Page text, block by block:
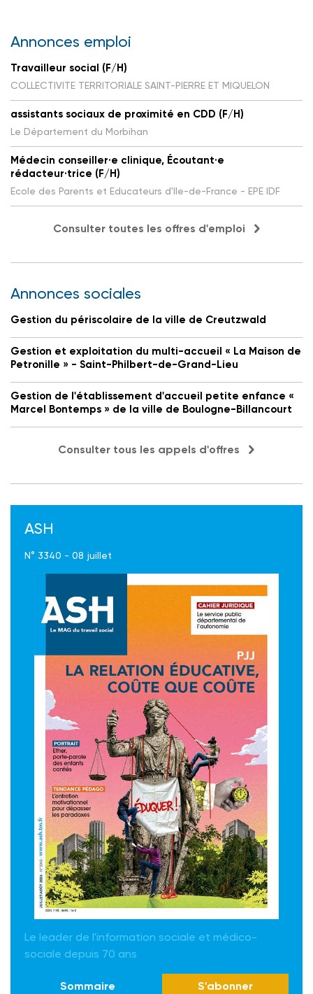
Annonces emploi
Travailleur social (F/H)
COLLECTIVITE TERRITORIALE SAINT-PIERRE ET MIQUELON
assistants sociaux de proximité en CDD (F/H)
Le Département du Morbihan
Médecin conseiller·e clinique, Écoutant·e
rédacteur·trice (F/H)
Ecole des Parents et Educateurs d'Ile-de-France - EPE IDF
Consulter toutes les offres d'emploi
Annonces sociales
Gestion du périscolaire de la ville de Creutzwald
Gestion et exploitation du multi-accueil « La Maison de
Petronille » - Saint-Philbert-de-Grand-Lieu
Gestion de l'établissement d'accueil petite enfance «
Marcel Bontemps » de la ville de Boulogne-Billancourt
Consulter tous les appels d'offres
ASH
N° 3340 - 08 juillet
Le leader de l'information sociale et médico-
sociale depuis 70 ans
Sommaire S'abonner